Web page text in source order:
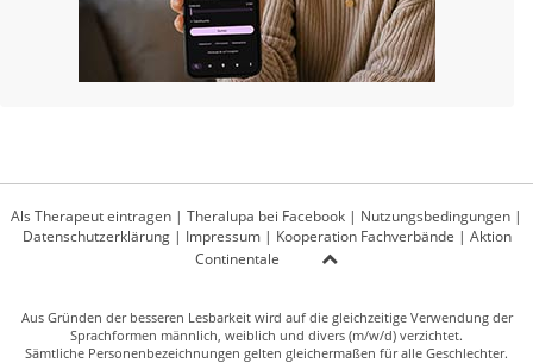
Als Therapeut eintragen | Theralupa bei Facebook | Nutzungsbedingungen |
Datenschutzerklärung| Impressum| Kooperation Fachverbände | Aktion
Continentale
Aus Gründen der besseren Lesbarkeit wird auf die gleichzeitige Verwendung der
Sprachformen männlich, weiblich und divers (m/w/d) verzichtet.
Sämtliche Personenbezeichnungen gelten gleichermaßen für alle Geschlechter.